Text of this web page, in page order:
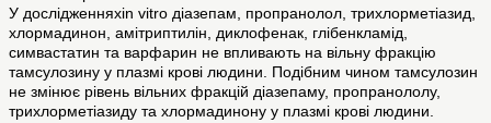
У дослідженняхin vitro діазепам, пропранолол, трихлорметіазид,
хлормадинон, амітриптилін, диклофенак, глібенкламід,
симвастатин та варфарин не впливають на вільну фракцію
тамсулозину у плазмі крові людини. Подібним чином тамсулозин
не змінює рівень вільних фракцій діазепаму, пропранололу,
трихлорметіазиду та хлормадинону у плазмі крові людини.